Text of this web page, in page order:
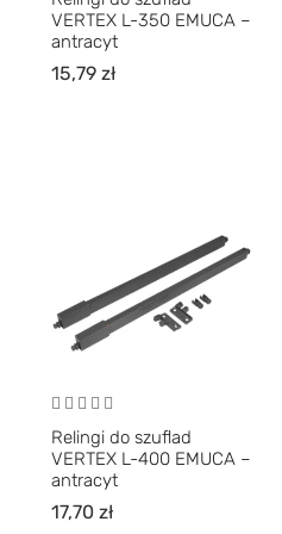
VERTEX L-350 EMUCA –
antracyt
15,79 zł
Relingi do szuflad
VERTEX L-400 EMUCA –
antracyt
17,70 zł